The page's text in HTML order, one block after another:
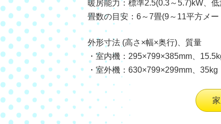
暖房能力：標準2.5(0.3～5.7)kW、
畳数の目安：6～7畳(9～11平方メー
外形寸法 (高さ×幅×奥行)、質量
・室内機：295×799×385mm、
・室外機：630×799×299mm、35kg